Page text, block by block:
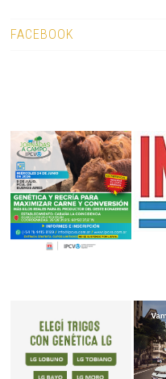
FACEBOOK